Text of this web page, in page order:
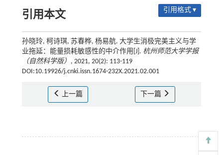
引用本文 引用格式 ▾
孙晓玲, 柯诗琪, 苏春桦, 杨易航. 大学生消极完美主义与学
业拖延：能量损耗敏感性的中介作用[J]. 杭州师范大学学报
（自然科学版） , 2021, 20(2): 113-119
DOI:10.19926/j.cnki.issn.1674-232X.2021.02.001
上一篇 下一篇